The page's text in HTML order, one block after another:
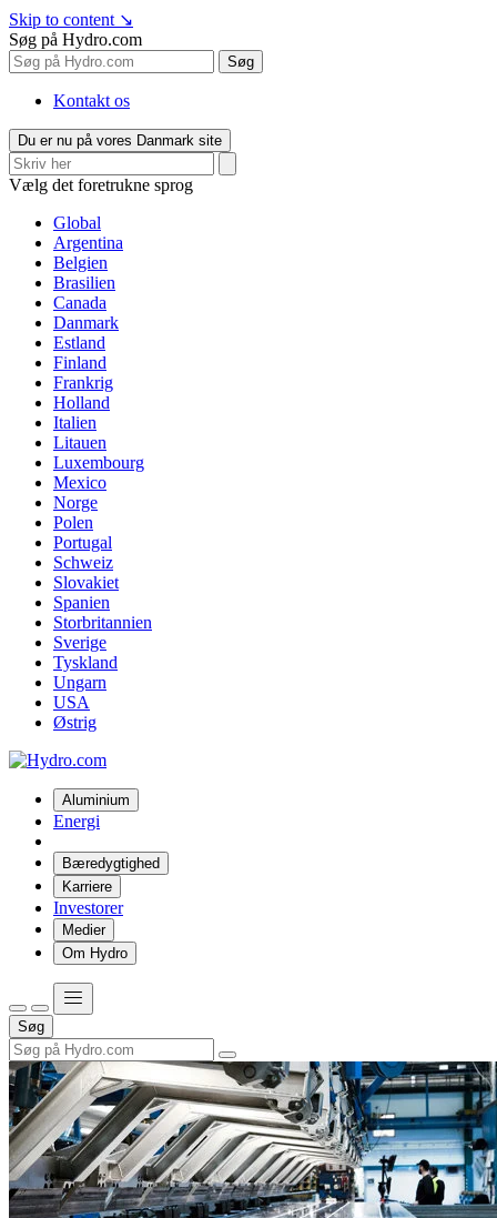
Skip to content ↘
Søg på Hydro.com
Søg
Kontakt os
Du er nu på vores Danmark site
Vælg det foretrukne sprog
Global
Argentina
Belgien
Brasilien
Canada
Danmark
Estland
Finland
Frankrig
Holland
Italien
Litauen
Luxembourg
Mexico
Norge
Polen
Portugal
Schweiz
Slovakiet
Spanien
Storbritannien
Sverige
Tyskland
Ungarn
USA
Østrig
Aluminium
Energi
Bæredygtighed
Karriere
Investorer
Medier
Om Hydro
Søg